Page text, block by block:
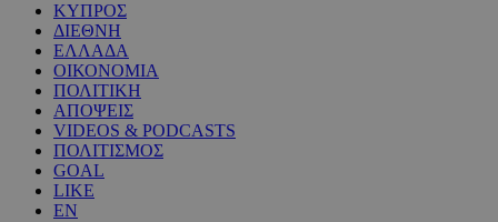
ΚΥΠΡΟΣ
ΔΙΕΘΝΗ
ΕΛΛΑΔΑ
ΟΙΚΟΝΟΜΙΑ
ΠΟΛΙΤΙΚΗ
ΑΠΟΨΕΙΣ
VIDEOS & PODCASTS
ΠΟΛΙΤΙΣΜΟΣ
GOAL
LIKE
EN